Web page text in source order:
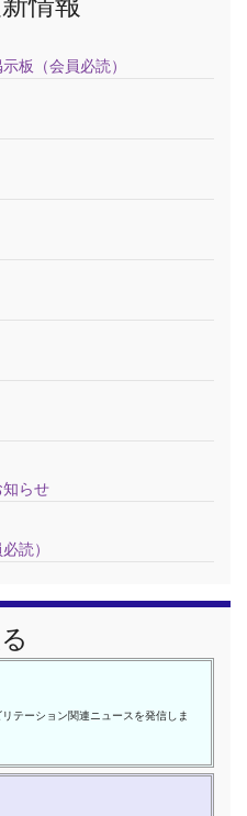
板（会員必読）
知らせ
読）
テーション関連ニュースを発信しま